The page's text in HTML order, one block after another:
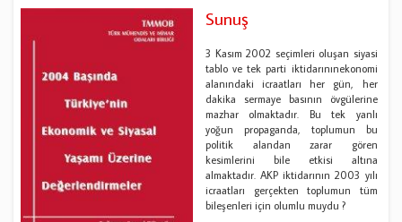
Sunuş
3 Kasım 2002 seçimleri oluşan siyasi
tablo ve tek parti iktidarınınekonomi
alanındaki icraatları her gün, her
dakika sermaye basının övgülerine
mazhar olmaktadır. Bu tek yanlı
yoğun propaganda, toplumun bu
politik alandan zarar gören
kesimlerini bile etkisi altına
almaktadır. AKP iktidarının 2003 yılı
icraatları gerçekten toplumun tüm
bileşenleri için olumlu muydu ?